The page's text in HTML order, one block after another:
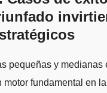
pequeñas y medianas
motor fundamental en